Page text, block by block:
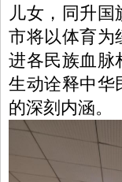
儿女，同升
市将以体育为
进各民族血脉
生动诠释中华
的深刻内涵。